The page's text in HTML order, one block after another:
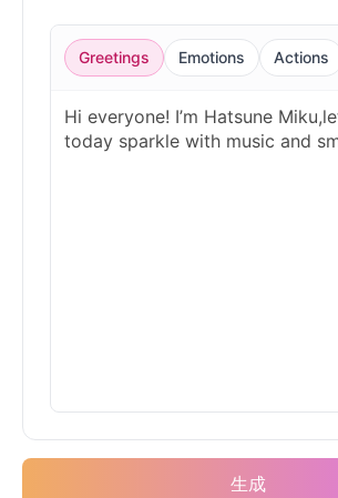
Female @EchoVale
Male @IdeaSynth
Male @SilentNova
Greetings Emotions Actions
生成